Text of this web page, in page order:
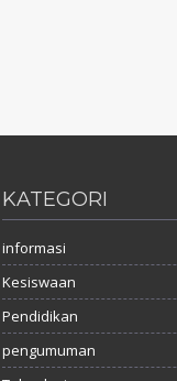
KATEGORI
informasi
Kesiswaan
Pendidikan
pengumuman